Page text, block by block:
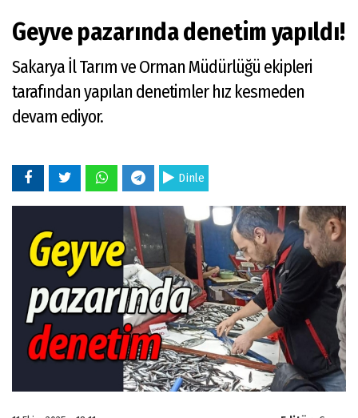
Geyve pazarında denetim yapıldı!
Sakarya İl Tarım ve Orman Müdürlüğü ekipleri
tarafından yapılan denetimler hız kesmeden
devam ediyor.
Dinle